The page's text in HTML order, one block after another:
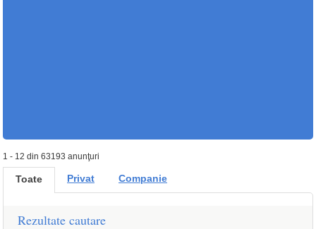
1 - 12 din 63193 anunţuri
Toate Privat Companie
Rezultate cautare